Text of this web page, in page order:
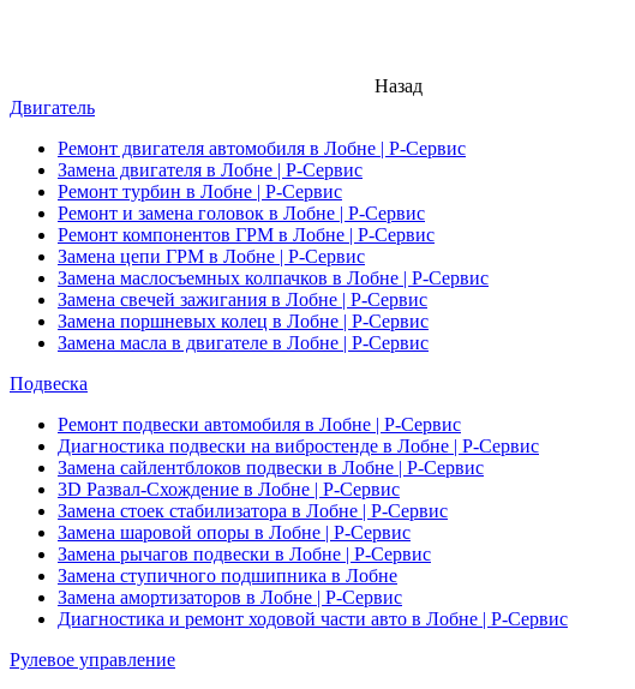
Назад
Двигатель
Ремонт двигателя автомобиля в Лобне | Р-Сервис
Замена двигателя в Лобне | Р-Сервис
Ремонт турбин в Лобне | Р-Сервис
Ремонт и замена головок в Лобне | Р-Сервис
Ремонт компонентов ГРМ в Лобне | Р-Сервис
Замена цепи ГРМ в Лобне | Р-Сервис
Замена маслосъемных колпачков в Лобне | Р-Сервис
Замена свечей зажигания в Лобне | Р-Сервис
Замена поршневых колец в Лобне | Р-Сервис
Замена масла в двигателе в Лобне | Р-Сервис
Подвеска
Ремонт подвески автомобиля в Лобне | Р-Сервис
Диагностика подвески на вибростенде в Лобне | Р-Сервис
Замена сайлентблоков подвески в Лобне | Р-Сервис
3D Развал-Схождение в Лобне | Р-Сервис
Замена стоек стабилизатора в Лобне | Р-Сервис
Замена шаровой опоры в Лобне | Р-Сервис
Замена рычагов подвески в Лобне | Р-Сервис
Замена ступичного подшипника в Лобне
Замена амортизаторов в Лобне | Р-Сервис
Диагностика и ремонт ходовой части авто в Лобне | Р-Сервис
Рулевое управление